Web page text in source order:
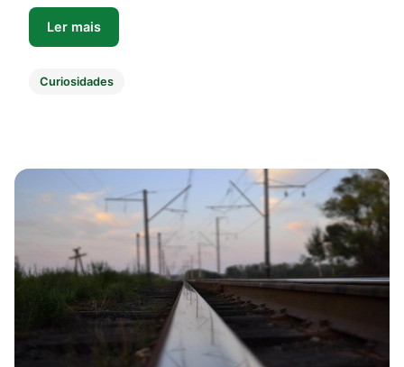
Ler mais
Curiosidades